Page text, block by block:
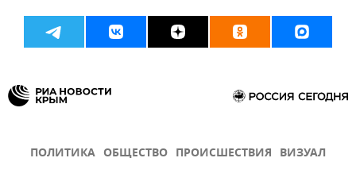
ПОЛИТИКА ОБЩЕСТВО ПРОИСШЕСТВИЯ ВИЗУАЛ